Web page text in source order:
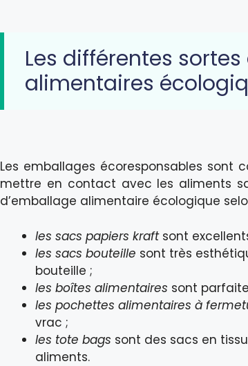
Les différentes
alimentaires
Les emballages écoresponsables sont
mettre en contact avec les aliments
d’emballage alimentaire écologique
les sacs papiers kraft sont
les sacs bouteille sont très
bouteille ;
les boîtes alimentaires sont
les pochettes alimentaires à
vrac ;
les tote bags sont des sacs en
aliments.